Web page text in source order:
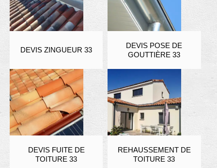
DEVIS ZINGUEUR 33
DEVIS POSE DE
GOUTTIÈRE 33
DEVIS FUITE DE
TOITURE 33
REHAUSSEMENT DE
TOITURE 33